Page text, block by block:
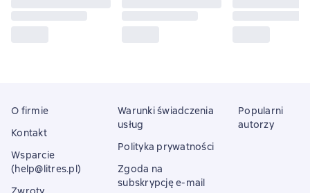
O firmie
Kontakt
Wsparcie
(help@litres.pl)
Warunki świadczenia
usług
Polityka prywatności
Zgoda na
subskrypcję e-mail
Popularni
autorzy